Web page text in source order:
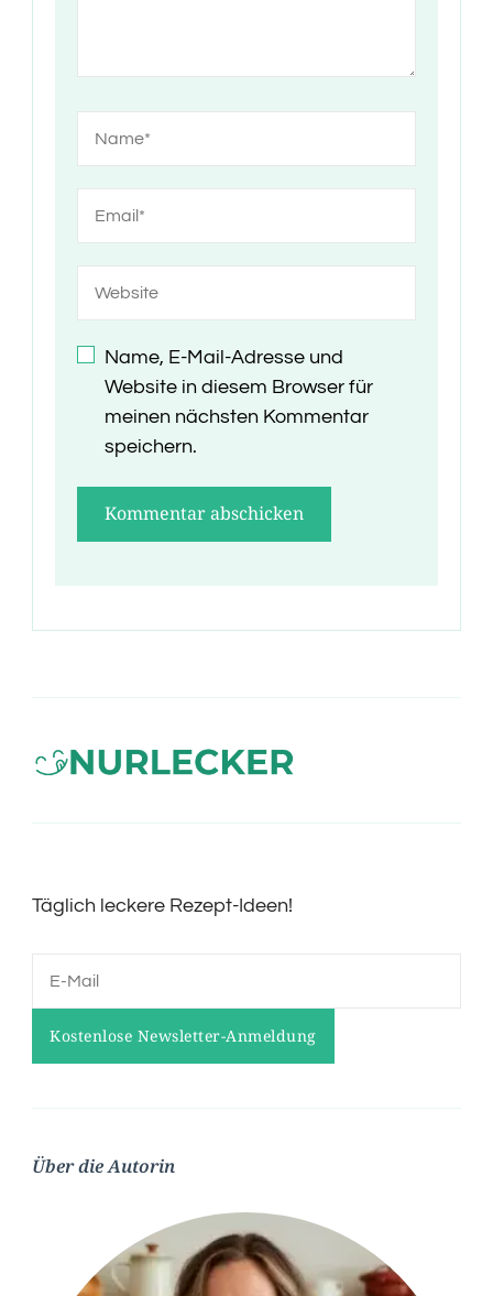
Name, E-Mail-Adresse und
Website in diesem Browser für
meinen nächsten Kommentar
speichern.
Täglich leckere Rezept-Ideen!
Über die Autorin